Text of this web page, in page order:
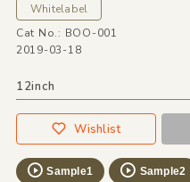
Whitelabel
Cat No.: BOO-001
2019-03-18
12inch
Wishlist
Sample1 Sample2